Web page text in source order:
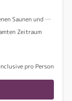
und Dampfbädern
Zeitraum
pro Person